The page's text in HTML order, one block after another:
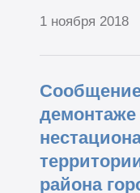
1 ноября 2018
района